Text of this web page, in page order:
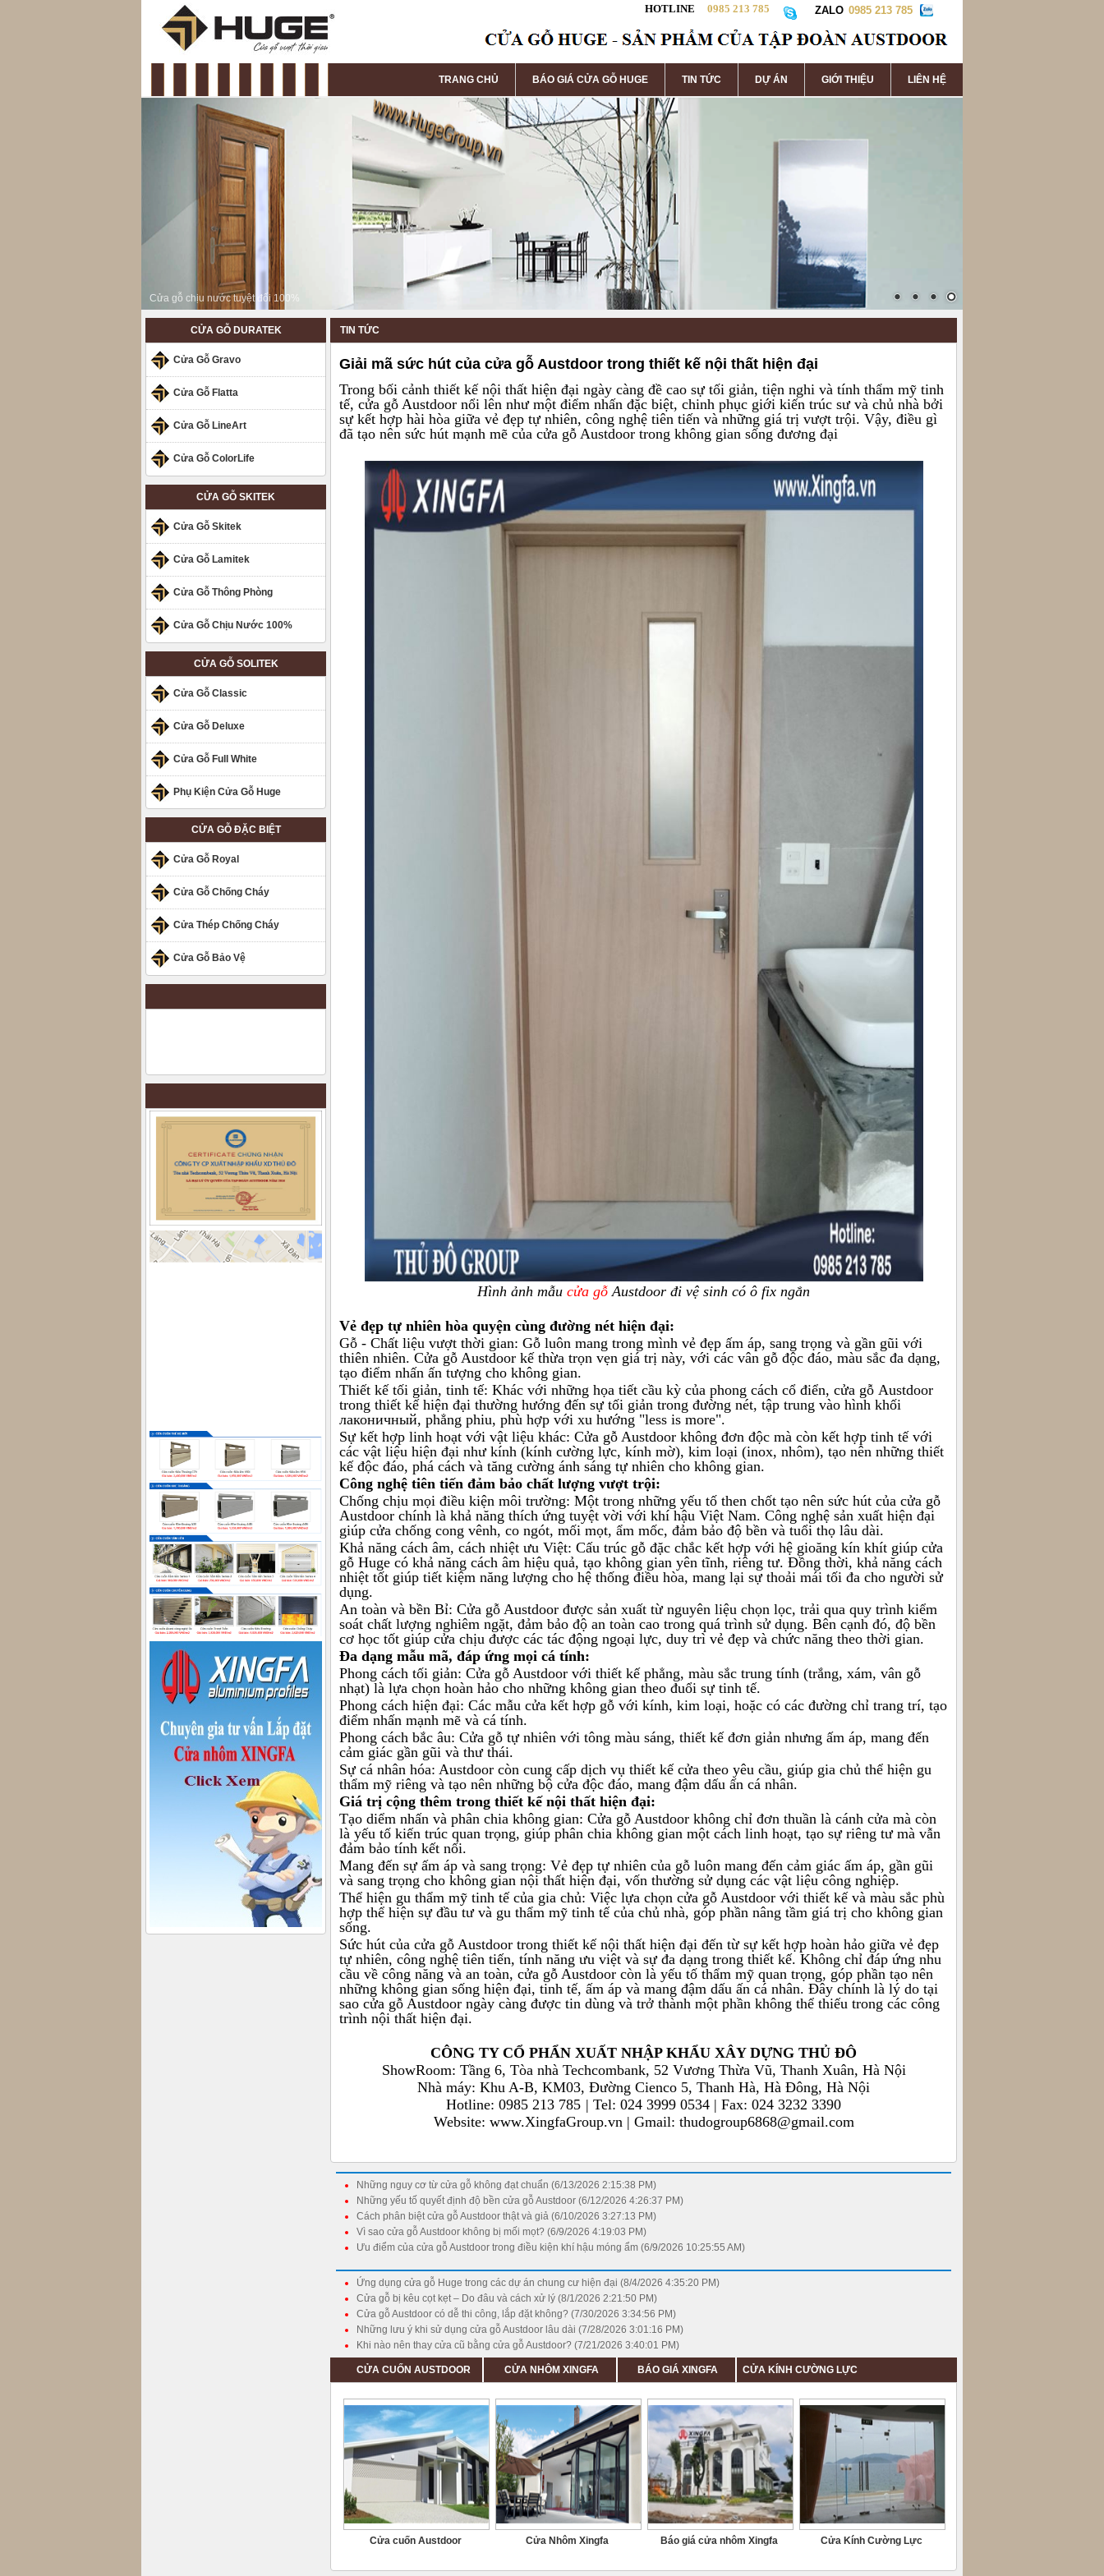
ZALO 0985 213 785
HOTLINE 0985 213 785
TRANG CHỦ BÁO GIÁ CỬA GỖ HUGE TIN TỨC DỰ ÁN GIỚI THIỆU LIÊN HỆ
slide
CỬA GỖ DURATEK
Cửa Gỗ Gravo
Cửa Gỗ Flatta
Cửa Gỗ LineArt
Cửa Gỗ ColorLife
CỬA GỖ SKITEK
Cửa Gỗ Skitek
Cửa Gỗ Lamitek
Cửa Gỗ Thông Phòng
Cửa Gỗ Chịu Nước 100%
CỬA GỖ SOLITEK
Cửa Gỗ Classic
Cửa Gỗ Deluxe
Cửa Gỗ Full White
Phụ Kiện Cửa Gỗ Huge
CỬA GỖ ĐẶC BIỆT
Cửa Gỗ Royal
Cửa Gỗ Chống Cháy
Cửa Thép Chống Cháy
Cửa Gỗ Bảo Vệ
TIN TỨC
Giải mã sức hút của cửa gỗ Austdoor trong thiết kế nội thất hiện đại
Trong bối cảnh thiết kế nội thất hiện đại ngày càng đề cao sự tối giản, tiện nghi và tính thẩm mỹ tinh
tế, cửa gỗ Austdoor nổi lên như một điểm nhấn đặc biệt, chinh phục giới kiến trúc sư và chủ nhà bởi
sự kết hợp hài hòa giữa vẻ đẹp tự nhiên, công nghệ tiên tiến và những giá trị vượt trội. Vậy, điều gì
đã tạo nên sức hút mạnh mẽ của cửa gỗ Austdoor trong không gian sống đương đại
Hình ảnh mẫu cửa gỗ Austdoor đi vệ sinh có ô fix ngắn
Vẻ đẹp tự nhiên hòa quyện cùng đường nét hiện đại:
Gỗ - Chất liệu vượt thời gian: Gỗ luôn mang trong mình vẻ đẹp ấm áp, sang trọng và gần gũi với
thiên nhiên. Cửa gỗ Austdoor kế thừa trọn vẹn giá trị này, với các vân gỗ độc đáo, màu sắc đa dạng,
tạo điểm nhấn ấn tượng cho không gian.
Thiết kế tối giản, tinh tế: Khác với những họa tiết cầu kỳ của phong cách cổ điển, cửa gỗ Austdoor
trong thiết kế hiện đại thường hướng đến sự tối giản trong đường nét, tập trung vào hình khối
лаконичный, phẳng phiu, phù hợp với xu hướng "less is more".
Sự kết hợp linh hoạt với vật liệu khác: Cửa gỗ Austdoor không đơn độc mà còn kết hợp tinh tế với
các vật liệu hiện đại như kính (kính cường lực, kính mờ), kim loại (inox, nhôm), tạo nên những thiết
kế độc đáo, phá cách và tăng cường ánh sáng tự nhiên cho không gian.
Công nghệ tiên tiến đảm bảo chất lượng vượt trội:
Chống chịu mọi điều kiện môi trường: Một trong những yếu tố then chốt tạo nên sức hút của cửa gỗ
Austdoor chính là khả năng thích ứng tuyệt vời với khí hậu Việt Nam. Công nghệ sản xuất hiện đại
giúp cửa chống cong vênh, co ngót, mối mọt, ẩm mốc, đảm bảo độ bền và tuổi thọ lâu dài.
Khả năng cách âm, cách nhiệt ưu Việt: Cấu trúc gỗ đặc chắc kết hợp với hệ gioăng kín khít giúp cửa
gỗ Huge có khả năng cách âm hiệu quả, tạo không gian yên tĩnh, riêng tư. Đồng thời, khả năng cách
nhiệt tốt giúp tiết kiệm năng lượng cho hệ thống điều hòa, mang lại sự thoải mái tối đa cho người sử
dụng.
An toàn và bền Bỉ: Cửa gỗ Austdoor được sản xuất từ nguyên liệu chọn lọc, trải qua quy trình kiểm
soát chất lượng nghiêm ngặt, đảm bảo độ an toàn cao trong quá trình sử dụng. Bên cạnh đó, độ bền
cơ học tốt giúp cửa chịu được các tác động ngoại lực, duy trì vẻ đẹp và chức năng theo thời gian.
Đa dạng mẫu mã, đáp ứng mọi cá tính:
Phong cách tối giản: Cửa gỗ Austdoor với thiết kế phẳng, màu sắc trung tính (trắng, xám, vân gỗ
nhạt) là lựa chọn hoàn hảo cho những không gian theo đuổi sự tinh tế.
Phong cách hiện đại: Các mẫu cửa kết hợp gỗ với kính, kim loại, hoặc có các đường chỉ trang trí, tạo
điểm nhấn mạnh mẽ và cá tính.
Phong cách bắc âu: Cửa gỗ tự nhiên với tông màu sáng, thiết kế đơn giản nhưng ấm áp, mang đến
cảm giác gần gũi và thư thái.
Sự cá nhân hóa: Austdoor còn cung cấp dịch vụ thiết kế cửa theo yêu cầu, giúp gia chủ thể hiện gu
thẩm mỹ riêng và tạo nên những bộ cửa độc đáo, mang đậm dấu ấn cá nhân.
Giá trị cộng thêm trong thiết kế nội thất hiện đại:
Tạo diểm nhấn và phân chia không gian: Cửa gỗ Austdoor không chỉ đơn thuần là cánh cửa mà còn
là yếu tố kiến trúc quan trọng, giúp phân chia không gian một cách linh hoạt, tạo sự riêng tư mà vẫn
đảm bảo tính kết nối.
Mang đến sự ấm áp và sang trọng: Vẻ đẹp tự nhiên của gỗ luôn mang đến cảm giác ấm áp, gần gũi
và sang trọng cho không gian nội thất hiện đại, vốn thường sử dụng các vật liệu công nghiệp.
Thể hiện gu thẩm mỹ tinh tế của gia chủ: Việc lựa chọn cửa gỗ Austdoor với thiết kế và màu sắc phù
hợp thể hiện sự đầu tư và gu thẩm mỹ tinh tế của chủ nhà, góp phần nâng tầm giá trị cho không gian
sống.
Sức hút của cửa gỗ Austdoor trong thiết kế nội thất hiện đại đến từ sự kết hợp hoàn hảo giữa vẻ đẹp
tự nhiên, công nghệ tiên tiến, tính năng ưu việt và sự đa dạng trong thiết kế. Không chỉ đáp ứng nhu
cầu về công năng và an toàn, cửa gỗ Austdoor còn là yếu tố thẩm mỹ quan trọng, góp phần tạo nên
những không gian sống hiện đại, tinh tế, ấm áp và mang đậm dấu ấn cá nhân. Đây chính là lý do tại
sao cửa gỗ Austdoor ngày càng được tin dùng và trở thành một phần không thể thiếu trong các công
trình nội thất hiện đại.
CÔNG TY CỔ PHẨN XUẤT NHẬP KHẨU XÂY DỰNG THỦ ĐÔ
ShowRoom: Tầng 6, Tòa nhà Techcombank, 52 Vương Thừa Vũ, Thanh Xuân, Hà Nội
Nhà máy: Khu A-B, KM03, Đường Cienco 5, Thanh Hà, Hà Đông, Hà Nội
Hotline: 0985 213 785 | Tel: 024 3999 0534 | Fax: 024 3232 3390
Website: www.XingfaGroup.vn | Gmail: thudogroup6868@gmail.com
Những nguy cơ từ cửa gỗ không đạt chuẩn (6/13/2026 2:15:38 PM)
Những yếu tố quyết định độ bền cửa gỗ Austdoor (6/12/2026 4:26:37 PM)
Cách phân biệt cửa gỗ Austdoor thật và giả (6/10/2026 3:27:13 PM)
Vì sao cửa gỗ Austdoor không bị mối mọt? (6/9/2026 4:19:03 PM)
Ưu điểm của cửa gỗ Austdoor trong điều kiện khí hậu móng ẩm (6/9/2026 10:25:55 AM)
Ứng dụng cửa gỗ Huge trong các dự án chung cư hiện đại (8/4/2026 4:35:20 PM)
Cửa gỗ bị kêu cọt kẹt – Do đâu và cách xử lý (8/1/2026 2:21:50 PM)
Cửa gỗ Austdoor có dễ thi công, lắp đặt không? (7/30/2026 3:34:56 PM)
Những lưu ý khi sử dụng cửa gỗ Austdoor lâu dài (7/28/2026 3:01:16 PM)
Khi nào nên thay cửa cũ bằng cửa gỗ Austdoor? (7/21/2026 3:40:01 PM)
CỬA CUỐN AUSTDOOR CỬA NHÔM XINGFA BÁO GIÁ XINGFA CỬA KÍNH CƯỜNG LỰC
Cửa cuốn Austdoor Cửa Nhôm Xingfa Báo giá cửa nhôm Xingfa Cửa Kính Cường Lực